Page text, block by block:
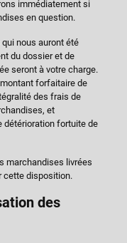
immédiatement si
en question.
nous auront été
du dossier et de
seront à votre charge.
forfaitaire de
des frais de
et
détérioration fortuite de
marchandises livrées
cette disposition.
des